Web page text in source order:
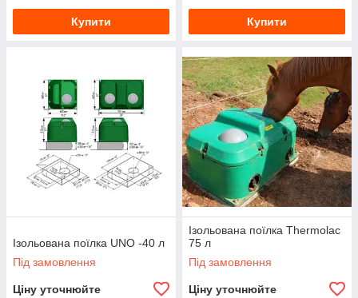
Купити Купити
Ізольована поїлка UNO -40 л
Під замовлення
Ціну уточнюйте
Ізольована поїлка Thermolac
75 л
Під замовлення
Ціну уточнюйте